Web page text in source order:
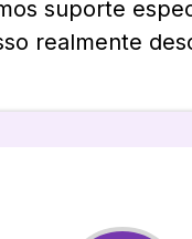
suporte
realmente